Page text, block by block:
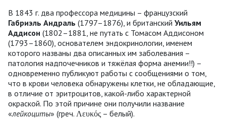
В 1843 г. два профессора медицины – французский
Габриэль Андраль (1797–1876), и британский Уильям
Аддисон (1802–1881, не путать с Томасом Аддисоном
(1793–1860), основателем эндокринологии, именем
которого названы два описанных им заболевания –
патология надпочечников и тяжёлая форма анемии!!) –
одновременно публикуют работы с сообщениями о том,
что в крови человека обнаружены клетки, не обладающие,
в отличие от эритроцитов, какой-либо характерной
окраской. По этой причине они получили название
«лейкоциты» (греч. Λευκός – белый).